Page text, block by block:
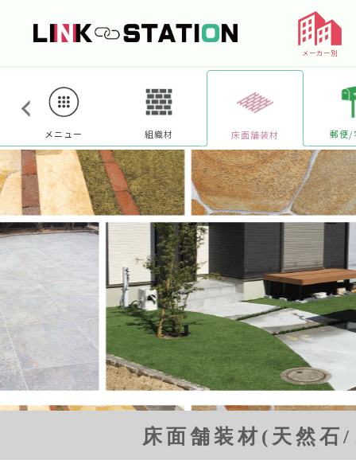
メーカー別
メニュー 組織材 床面舗装材 郵便/
床面舗装材(天然